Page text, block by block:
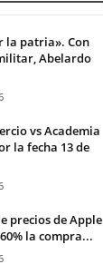
la patria». Con
Abelardo
vs Academia
la fecha 13 de
precios de Apple
la compra...